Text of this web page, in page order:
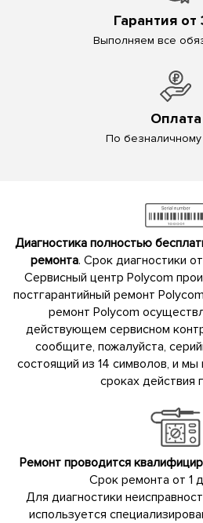
Гарантия от
Выполняем все
Оплата
По безналичному
Диагностика полностью
ремонта. Срок диагностики
Сервисный центр Polycom
постгарантийный ремонт
ремонт Polycom
действующем сервисном
сообщите, пожалуйста,
состоящий из 14 символов, и
сроках действия
Ремонт проводится
Срок ремонта от 1
Для диагностики
используется